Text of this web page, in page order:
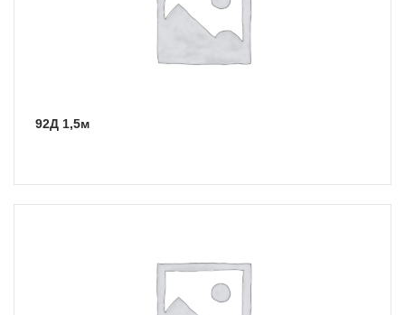
92Д 1,5м